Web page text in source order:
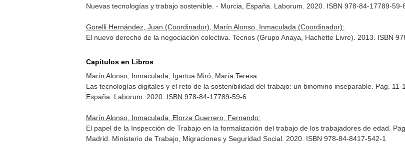
Nuevas tecnologías y trabajo sostenible. - Murcia, España. Laborum. 2020. ISBN 978-84-17789-59-
Gorelli Hernández, Juan (Coordinador), Marín Alonso, Inmaculada (Coordinador):
El nuevo derecho de la negociación colectiva. Tecnos (Grupo Anaya, Hachette Livre). 2013. ISBN
Capítulos en Libros
Marín Alonso, Inmaculada, Igartua Miró, María Teresa:
Las tecnologías digitales y el reto de la sostenibilidad del trabajo: un binomino inseparable. Pag. 11-
España. Laborum. 2020. ISBN 978-84-17789-59-6
Marín Alonso, Inmaculada, Elorza Guerrero, Fernando:
El papel de la Inspección de Trabajo en la formalización del trabajo de los trabajadores de edad.
Madrid. Ministerio de Trabajo, Migraciones y Seguridad Social. 2020. ISBN 978-84-8417-542-1